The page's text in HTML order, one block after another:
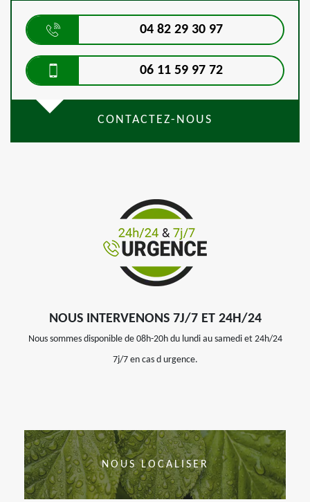
04 82 29 30 97
06 11 59 97 72
CONTACTEZ-NOUS
NOUS INTERVENONS 7J/7 ET 24H/24
Nous sommes disponible de 08h-20h du lundi au samedi et 24h/24
7j/7 en cas d urgence.
NOUS LOCALISER